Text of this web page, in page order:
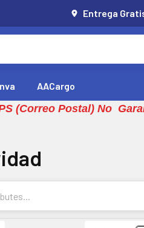
Entrega
AACargo
(Correo Postal) No